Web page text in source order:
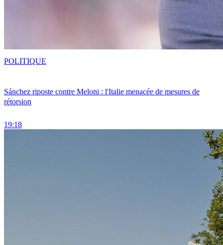
Sánchez riposte contre Meloni : l'Italie menacée de mesures de
rétorsion
19:18
POLITIQUE